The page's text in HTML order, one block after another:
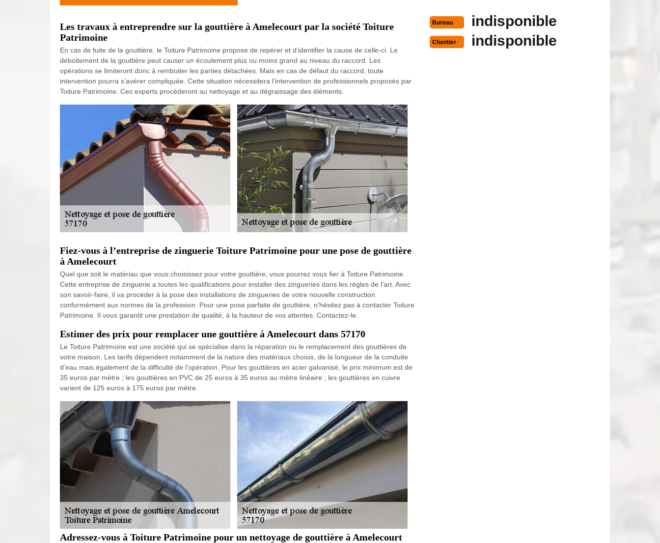
Les travaux à entreprendre sur la gouttière à Amelecourt par la société Toiture
Patrimoine
En cas de fuite de la gouttière, le Toiture Patrimoine propose de repérer et d’identifier la cause de celle-ci. Le
déboitement de la gouttière peut causer un écoulement plus ou moins grand au niveau du raccord. Les
opérations se limiteront donc à remboiter les parties détachées. Mais en cas de défaut du raccord, toute
intervention pourra s’avérer compliquée. Cette situation nécessitera l’intervention de professionnels proposés par
Toiture Patrimoine. Ces experts procèderont au nettoyage et au dégraissage des éléments.
Fiez-vous à l’entreprise de zinguerie Toiture Patrimoine pour une pose de gouttière
à Amelecourt
Quel que soit le matériau que vous choisissez pour votre gouttière, vous pourrez vous fier à Toiture Patrimoine.
Cette entreprise de zinguerie a toutes les qualifications pour installer des zingueries dans les règles de l’art. Avec
son savoir-faire, il va procéder à la pose des installations de zingueries de votre nouvelle construction
conformément aux normes de la profession. Pour une pose parfaite de gouttière, n’hésitez pas à contacter Toiture
Patrimoine. Il vous garantit une prestation de qualité, à la hauteur de vos attentes. Contactez-le.
Estimer des prix pour remplacer une gouttière à Amelecourt dans 57170
Le Toiture Patrimoine est une société qui se spécialise dans la réparation ou le remplacement des gouttières de
votre maison. Les tarifs dépendent notamment de la nature des matériaux choisis, de la longueur de la conduite
d’eau mais également de la difficulté de l’opération. Pour les gouttières en acier galvanisé, le prix minimum est de
35 euros par mètre ; les gouttières en PVC de 25 euros à 35 euros au mètre linéaire ; les gouttières en cuivre
varient de 125 euros à 175 euros par mètre.
Adressez-vous à Toiture Patrimoine pour un nettoyage de gouttière à Amelecourt
Bureau indisponible
Chantier indisponible